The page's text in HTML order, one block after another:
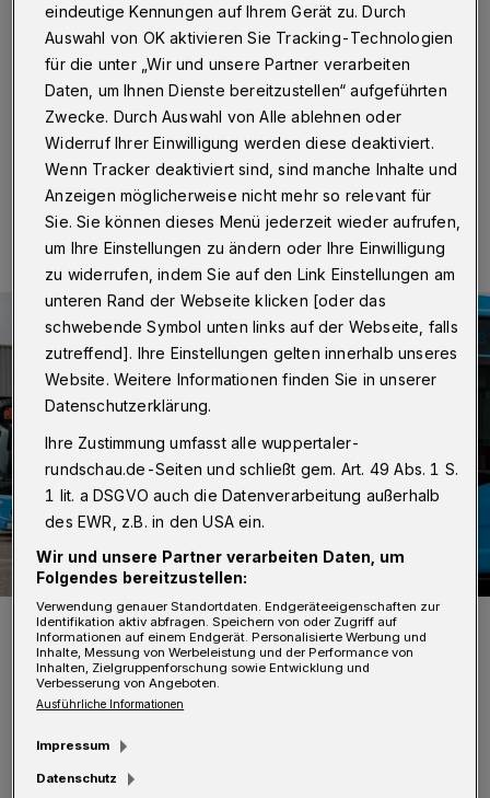
Wuppertal·Zum verkaufsoffenen Sonntag (8. Juli
2018) in Elberfeld verstärken die WSW ihr
Mobilitätsangebot.
05.07.2018 , 15:36 Uhr Eine Minute Lesezeit
Symbolfoto.
Foto: WSW
Zwischen 13 und 18 Uhr fährt die Schwebebahn
eindeutige Kennungen auf Ihrem Gerät zu. Durch
Auswahl von OK aktivieren Sie Tracking-Technologien
für die unter „Wir und unsere Partner verarbeiten
Daten, um Ihnen Dienste bereitzustellen“ aufgeführten
Zwecke. Durch Auswahl von Alle ablehnen oder
Widerruf Ihrer Einwilligung werden diese deaktiviert.
Wenn Tracker deaktiviert sind, sind manche Inhalte und
Anzeigen möglicherweise nicht mehr so relevant für
Sie. Sie können dieses Menü jederzeit wieder aufrufen,
um Ihre Einstellungen zu ändern oder Ihre Einwilligung
zu widerrufen, indem Sie auf den Link Einstellungen am
unteren Rand der Webseite klicken [oder das
schwebende Symbol unten links auf der Webseite, falls
zutreffend]. Ihre Einstellungen gelten innerhalb unseres
Website. Weitere Informationen finden Sie in unserer
Datenschutzerklärung.
Ihre Zustimmung umfasst alle wuppertaler-
rundschau.de-Seiten und schließt gem. Art. 49 Abs. 1 S.
1 lit. a DSGVO auch die Datenverarbeitung außerhalb
des EWR, z.B. in den USA ein.
Wir und unsere Partner verarbeiten Daten, um
Folgendes bereitzustellen:
Verwendung genauer Standortdaten. Endgeräteeigenschaften zur
Identifikation aktiv abfragen. Speichern von oder Zugriff auf
Informationen auf einem Endgerät. Personalisierte Werbung und
Inhalte, Messung von Werbeleistung und der Performance von
Inhalten, Zielgruppenforschung sowie Entwicklung und
Verbesserung von Angeboten.
Ausführliche Informationen
Impressum
Datenschutz